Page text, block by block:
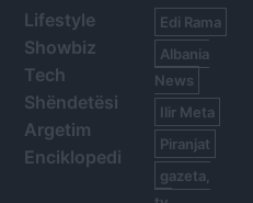
Lifestyle
Showbiz
Tech
Shëndetësi
Argetim
Enciklopedi
Edi Rama
Albania
News
Ilir Meta
Piranjat
gazeta,